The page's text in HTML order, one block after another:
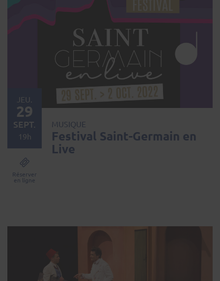
MUSIQUE
Festival Saint-Germain en
Live
JEU.
29
SEPT.
19h
Réserver
en ligne